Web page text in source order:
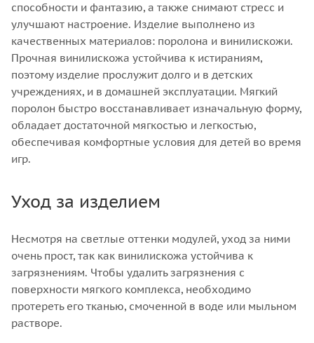
способности и фантазию, а также снимают стресс и
улучшают настроение. Изделие выполнено из
качественных материалов: поролона и винилискожи.
Прочная винилискожа устойчива к истираниям,
поэтому изделие прослужит долго и в детских
учреждениях, и в домашней эксплуатации. Мягкий
поролон быстро восстанавливает изначальную форму,
обладает достаточной мягкостью и легкостью,
обеспечивая комфортные условия для детей во время
игр.
Уход за изделием
Несмотря на светлые оттенки модулей, уход за ними
очень прост, так как винилискожа устойчива к
загрязнениям. Чтобы удалить загрязнения с
поверхности мягкого комплекса, необходимо
протереть его тканью, смоченной в воде или мыльном
растворе.